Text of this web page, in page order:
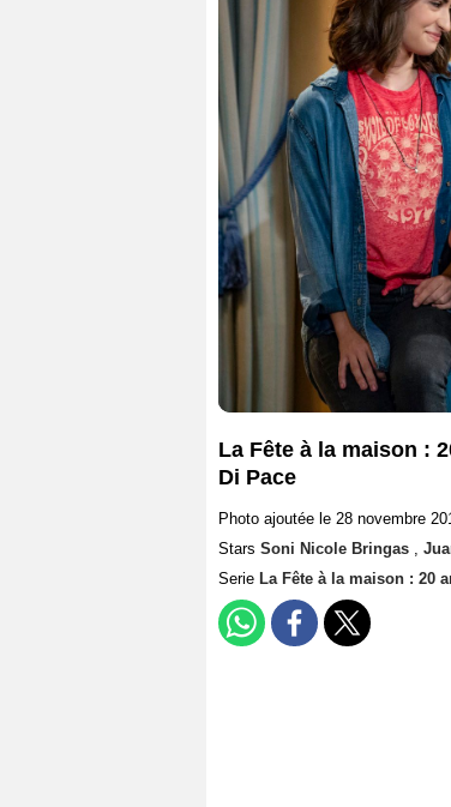
La Fête à la maison :
Di Pace
Photo ajoutée le 28 novembre
Stars Soni Nicole Bringas ,
Serie La Fête à la maison : 20